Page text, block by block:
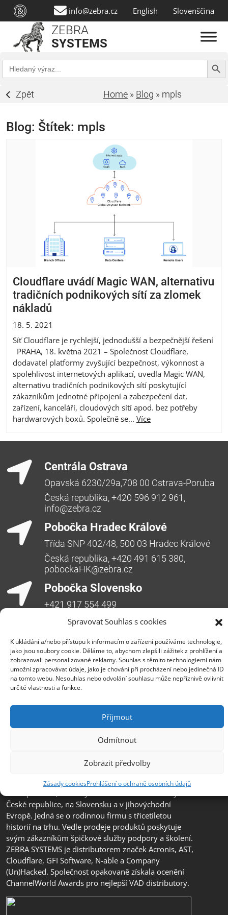
Spravovat Souhlas s cookies
K ukládání a/nebo přístupu k informacím o zařízení používáme technologie,
jako jsou soubory cookie. Děláme to, abychom zlepšili zážitek z prohlížení a
zobrazovali personalizované reklamy. Souhlas s těmito technologiemi nám
umožní zpracovávat údaje, jako je chování při procházení nebo jedinečná ID
na tomto webu. Nesouhlas nebo odvolání souhlasu může nepříznivě ovlivnit
určité vlastnosti a funkce.
Příjmout
Odmítnout
Zobrazit předvolby
Zásady cookiesProhlášení o ochraně osobních údajů
info@zebra.cz English Slovenščina
ZEBRA
SYSTEMS
Search
for:
Search
Zpět Home » Blog » mpls
Blog: Štítek: mpls
Cloudflare uvádí Magic WAN, alternativu
tradičních podnikových sítí za zlomek
nákladů
18. 5. 2021
Síť Cloudflare je rychlejší, jednodušší a bezpečnější řešení
PRAHA, 18. května 2021 – Společnost Cloudflare,
dodavatel platformy zvyšující bezpečnost, výkonnost a
spolehlivost internetových aplikací, uvedla Magic WAN,
alternativu tradičních podnikových sítí poskytující
zákazníkům jednotné připojení a zabezpečení dat,
zařízení, kanceláří, cloudových sítí apod. bez potřeby
hardwarových boxů. Společně se... Více
Centrála Ostrava
Opavská 6230/29a,708 00 Ostrava-Poruba
Česká republika, +420 596 912 961,
info@zebra.cz
Pobočka Hradec Králové
Třída SNP 402/48, 500 03 Hradec Králové
Česká republika, +420 491 615 380,
pobockaHK@zebra.cz
Pobočka Slovensko
+421 917 554 499
erik.leo@zebra.cz
Pobočka Adriatic
+385 99 3241 770 (HR) +381 61 6231 777
(SRB)
nebojsa.stankic@zebra.cz
Společnost ZEBRA SYSTEMS, s.r.o. je předním
distributorem s přidanou hodnotou (VAD) v segmentu
České republice, na Slovensku a v jihovýchodní
Evropě. Jedná se o rodinnou firmu s třicetiletou
historií na trhu. Vedle prodeje produktů poskytuje
svým zákazníkům špičkové služby podpory a školení.
ZEBRA SYSTEMS je distributorem značek Acronis, AST,
Cloudflare, GFI Software, N-able a Company
(Un)Hacked. Společnost opakovaně získala ocenění
ChannelWorld Awards pro nejlepší VAD distributory.